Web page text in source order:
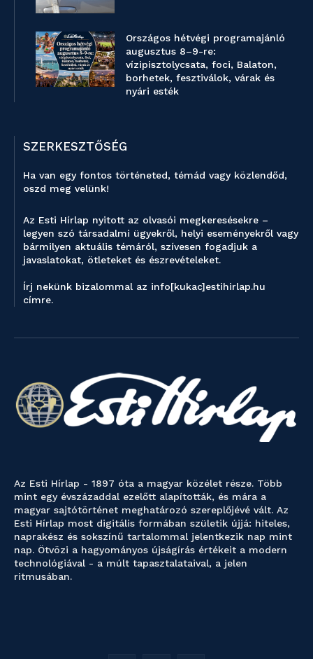
Országos hétvégi programajánló
augusztus 8–9-re:
vízipisztolycsata, foci, Balaton,
borhetek, fesztiválok, várak és
nyári esték
SZERKESZTŐSÉG
Ha van egy fontos történeted, témád vagy közlendőd,
oszd meg velünk!
Az Esti Hírlap nyitott az olvasói megkeresésekre –
legyen szó társadalmi ügyekről, helyi eseményekről vagy
bármilyen aktuális témáról, szívesen fogadjuk a
javaslatokat, ötleteket és észrevételeket.
Írj nekünk bizalommal az info[kukac]estihirlap.hu
címre.
Az Esti Hírlap - 1897 óta a magyar közélet része. Több
mint egy évszázaddal ezelőtt alapították, és mára a
magyar sajtótörténet meghatározó szereplőjévé vált. Az
Esti Hírlap most digitális formában születik újjá: hiteles,
naprakész és sokszínű tartalommal jelentkezik nap mint
nap. Ötvözi a hagyományos újságírás értékeit a modern
technológiával - a múlt tapasztalataival, a jelen
ritmusában.